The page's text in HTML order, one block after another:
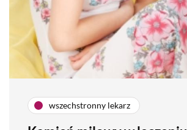
wszechstronny lekarz